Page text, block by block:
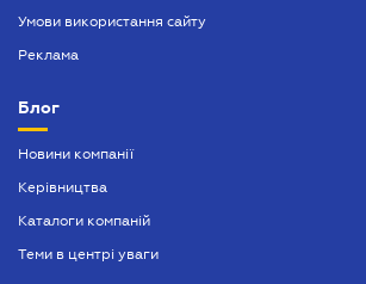
Оформлення довіреності
Посвідчення нотаріальних заяв
Умови використання сайту
Реклама
Блог
Новини компанії
Керівництва
Каталоги компаній
Теми в центрі уваги